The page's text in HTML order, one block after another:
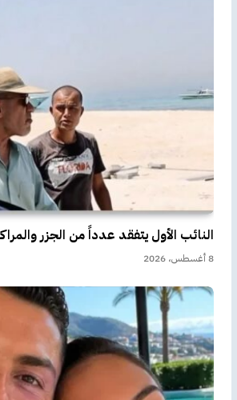
النائب الأول يتفقد عدداً من الجزر
8 أغسطس، 2026